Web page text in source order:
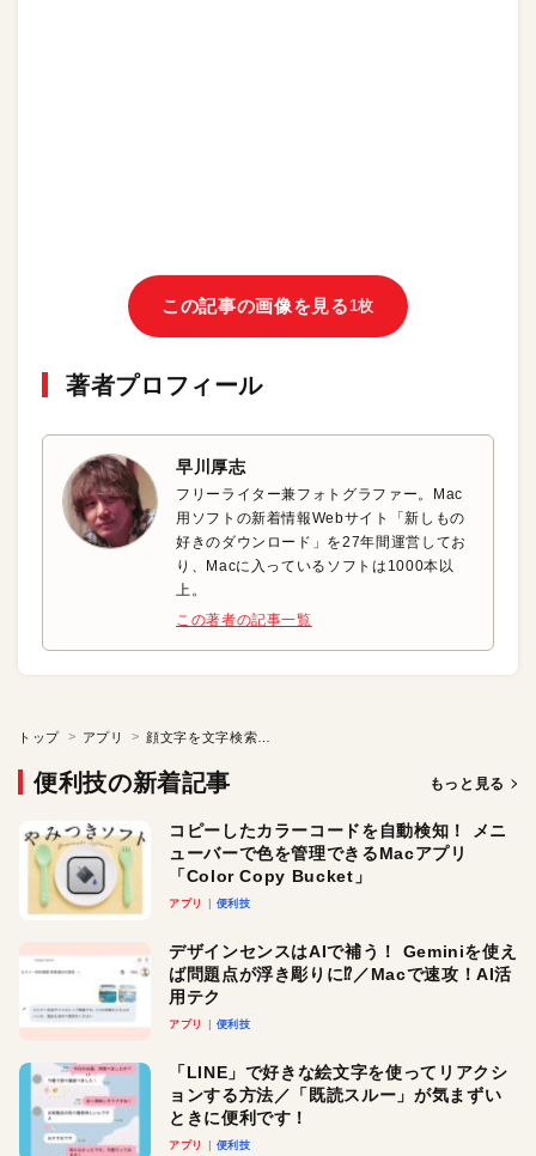
この記事の画像を見る1枚
著者プロフィール
早川厚志
フリーライター兼フォトグラファー。Mac
用ソフトの新着情報Webサイト「新しもの
好きのダウンロード」を27年間運営してお
り、Macに入っているソフトは1000本以
上。
この著者の記事一覧
トップ アプリ
便利技の新着記事 もっと見る
コピーしたカラーコードを自動検知！ メニ
ューバーで色を管理できるMacアプリ
「Color Copy Bucket」
アプリ 便利技
デザインセンスはAIで補う！ Geminiを使え
ば問題点が浮き彫りに⁉︎／Macで速攻！AI活
用テク
アプリ 便利技
「LINE」で好きな絵文字を使ってリアクシ
ョンする方法／「既読スルー」が気まずい
ときに便利です！
アプリ 便利技